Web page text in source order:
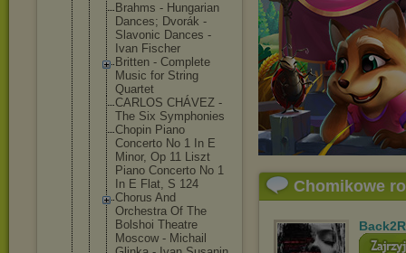
Brahms - Hungarian
Dances; Dvorák -
Slavonic Dances -
Ivan Fischer
Britten - Complete
Music for String
Quartet
CARLOS CHÁVEZ -
The Six Symphonies
Chopin Piano
Concerto No 1 In E
Minor, Op 11 Liszt
Piano Concerto No 1
In E Flat, S 124
Chorus And
Orchestra Of The
Bolshoi Theatre
Moscow - Michail
Chomikowe